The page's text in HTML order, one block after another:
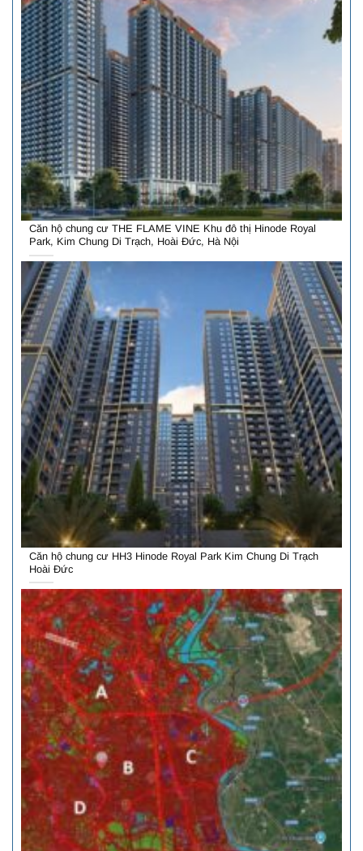
Căn hộ chung cư THE FLAME VINE Khu đô thị Hinode Royal
Park, Kim Chung Di Trạch, Hoài Đức, Hà Nội
Căn hộ chung cư HH3 Hinode Royal Park Kim Chung Di Trạch
Hoài Đức